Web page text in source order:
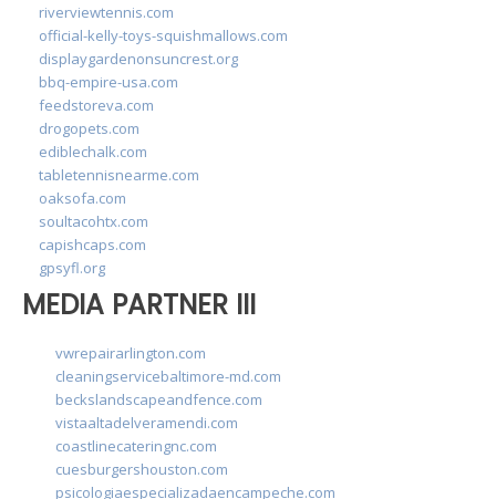
riverviewtennis.com
official-kelly-toys-squishmallows.com
displaygardenonsuncrest.org
bbq-empire-usa.com
feedstoreva.com
drogopets.com
ediblechalk.com
tabletennisnearme.com
oaksofa.com
soultacohtx.com
capishcaps.com
gpsyfl.org
MEDIA PARTNER III
vwrepairarlington.com
cleaningservicebaltimore-md.com
beckslandscapeandfence.com
vistaaltadelveramendi.com
coastlinecateringnc.com
cuesburgershouston.com
psicologiaespecializadaencampeche.com